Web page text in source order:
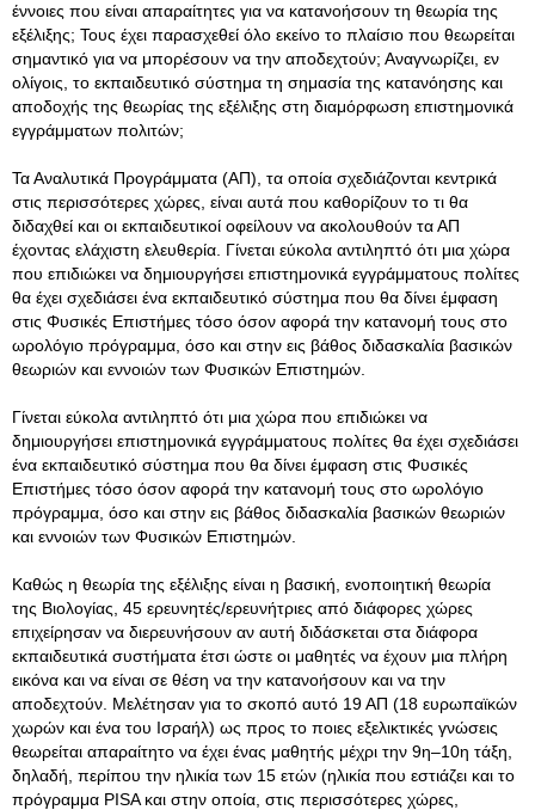
έννοιες που είναι απαραίτητες για να κατανοήσουν τη θεωρία της
εξέλιξης; Τους έχει παρασχεθεί όλο εκείνο το πλαίσιο που θεωρείται
σημαντικό για να μπορέσουν να την αποδεχτούν; Αναγνωρίζει, εν
ολίγοις, το εκπαιδευτικό σύστημα τη σημασία της κατανόησης και
αποδοχής της θεωρίας της εξέλιξης στη διαμόρφωση επιστημονικά
εγγράμματων πολιτών;
Τα Αναλυτικά Προγράμματα (ΑΠ), τα οποία σχεδιάζονται κεντρικά
στις περισσότερες χώρες, είναι αυτά που καθορίζουν το τι θα
διδαχθεί και οι εκπαιδευτικοί οφείλουν να ακολουθούν τα ΑΠ
έχοντας ελάχιστη ελευθερία. Γίνεται εύκολα αντιληπτό ότι μια χώρα
που επιδιώκει να δημιουργήσει επιστημονικά εγγράμματους πολίτες
θα έχει σχεδιάσει ένα εκπαιδευτικό σύστημα που θα δίνει έμφαση
στις Φυσικές Επιστήμες τόσο όσον αφορά την κατανομή τους στο
ωρολόγιο πρόγραμμα, όσο και στην εις βάθος διδασκαλία βασικών
θεωριών και εννοιών των Φυσικών Επιστημών.
Γίνεται εύκολα αντιληπτό ότι μια χώρα που επιδιώκει να
δημιουργήσει επιστημονικά εγγράμματους πολίτες θα έχει σχεδιάσει
ένα εκπαιδευτικό σύστημα που θα δίνει έμφαση στις Φυσικές
Επιστήμες τόσο όσον αφορά την κατανομή τους στο ωρολόγιο
πρόγραμμα, όσο και στην εις βάθος διδασκαλία βασικών θεωριών
και εννοιών των Φυσικών Επιστημών.
Καθώς η θεωρία της εξέλιξης είναι η βασική, ενοποιητική θεωρία
της Βιολογίας, 45 ερευνητές/ερευνήτριες από διάφορες χώρες
επιχείρησαν να διερευνήσουν αν αυτή διδάσκεται στα διάφορα
εκπαιδευτικά συστήματα έτσι ώστε οι μαθητές να έχουν μια πλήρη
εικόνα και να είναι σε θέση να την κατανοήσουν και να την
αποδεχτούν. Μελέτησαν για το σκοπό αυτό 19 ΑΠ (18 ευρωπαϊκών
χωρών και ένα του Ισραήλ) ως προς το ποιες εξελικτικές γνώσεις
θεωρείται απαραίτητο να έχει ένας μαθητής μέχρι την 9η–10η τάξη,
δηλαδή, περίπου την ηλικία των 15 ετών (ηλικία που εστιάζει και το
πρόγραμμα PISA και στην οποία, στις περισσότερες χώρες,